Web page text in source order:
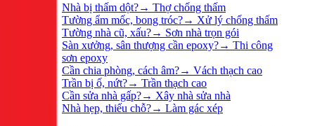
Nhà bị thấm dột?→ Thợ chống thấm
Tường ẩm mốc, bong tróc?→ Xử lý chống thấm
Tường nhà cũ, xấu?→ Sơn nhà trọn gói
Sàn xưởng, sân thượng cần epoxy?→ Thi công
sơn epoxy
Cần chia phòng, cách âm?→ Vách thạch cao
Trần bị ố, nứt?→ Trần thạch cao
Cần sửa nhà gấp?→ Xây nhà sửa nhà
Nhà hẹp, thiếu chỗ?→ Làm gác xép